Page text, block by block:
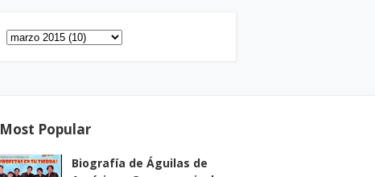
Most Popular
Biografía de Águilas de